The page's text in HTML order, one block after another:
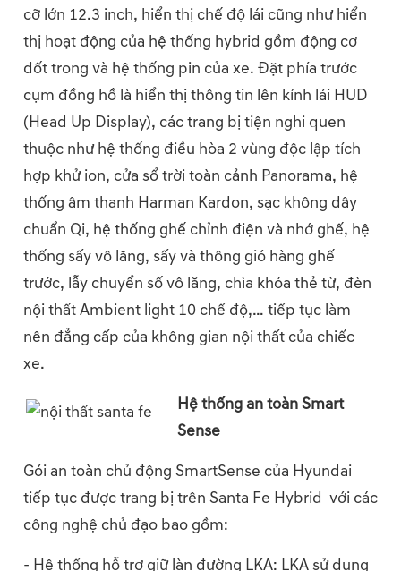
cỡ lớn 12.3 inch, hiển thị chế độ lái cũng như hiển
thị hoạt động của hệ thống hybrid gồm động cơ
đốt trong và hệ thống pin của xe. Đặt phía trước
cụm đồng hồ là hiển thị thông tin lên kính lái HUD
(Head Up Display), các trang bị tiện nghi quen
thuộc như hệ thống điều hòa 2 vùng độc lập tích
hợp khử ion, cửa sổ trời toàn cảnh Panorama, hệ
thống âm thanh Harman Kardon, sạc không dây
chuẩn Qi, hệ thống ghế chỉnh điện và nhớ ghế, hệ
thống sấy vô lăng, sấy và thông gió hàng ghế
trước, lẫy chuyển số vô lăng, chìa khóa thẻ từ, đèn
nội thất Ambient light 10 chế độ,… tiếp tục làm
nên đẳng cấp của không gian nội thất của chiếc
xe.
Hệ thống an toàn Smart
Sense
Gói an toàn chủ động SmartSense của Hyundai
tiếp tục được trang bị trên Santa Fe Hybrid với các
công nghệ chủ đạo bao gồm:
- Hệ thống hỗ trợ giữ làn đường LKA: LKA sử dụng